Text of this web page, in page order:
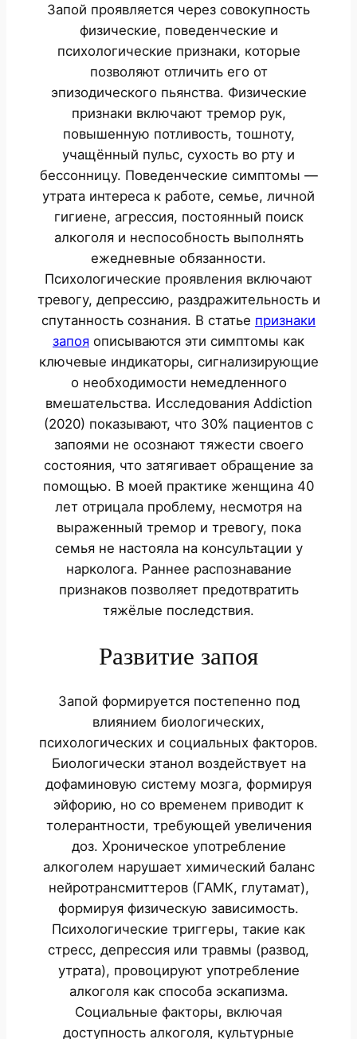
Запой проявляется через совокупность
физические, поведенческие и
психологические признаки, которые
позволяют отличить его от
эпизодического пьянства. Физические
признаки включают тремор рук,
повышенную потливость, тошноту,
учащённый пульс, сухость во рту и
бессонницу. Поведенческие симптомы —
утрата интереса к работе, семье, личной
гигиене, агрессия, постоянный поиск
алкоголя и неспособность выполнять
ежедневные обязанности.
Психологические проявления включают
тревогу, депрессию, раздражительность и
спутанность сознания. В статье признаки
запоя описываются эти симптомы как
ключевые индикаторы, сигнализирующие
о необходимости немедленного
вмешательства. Исследования Addiction
(2020) показывают, что 30% пациентов с
запоями не осознают тяжести своего
состояния, что затягивает обращение за
помощью. В моей практике женщина 40
лет отрицала проблему, несмотря на
выраженный тремор и тревогу, пока
семья не настояла на консультации у
нарколога. Раннее распознавание
признаков позволяет предотвратить
тяжёлые последствия.
Развитие запоя
Запой формируется постепенно под
влиянием биологических,
психологических и социальных факторов.
Биологически этанол воздействует на
дофаминовую систему мозга, формируя
эйфорию, но со временем приводит к
толерантности, требующей увеличения
доз. Хроническое употребление
алкоголем нарушает химический баланс
нейротрансмиттеров (ГАМК, глутамат),
формируя физическую зависимость.
Психологические триггеры, такие как
стресс, депрессия или травмы (развод,
утрата), провоцируют употребление
алкоголя как способа эскапизма.
Социальные факторы, включая
доступность алкоголя, культурные